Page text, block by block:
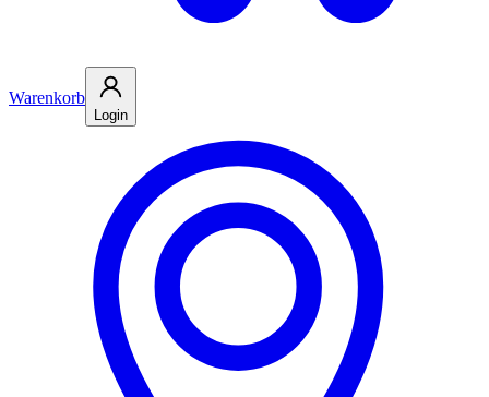
Warenkorb
Login